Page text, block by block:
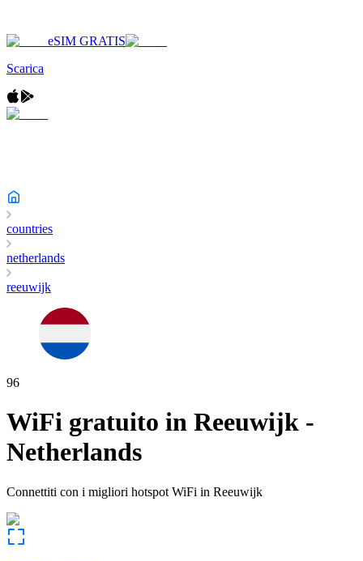
eSIM GRATIS
Scarica
countries
netherlands
reeuwijk
96
WiFi gratuito in Reeuwijk -
Netherlands
Connettiti con i migliori hotspot WiFi in Reeuwijk